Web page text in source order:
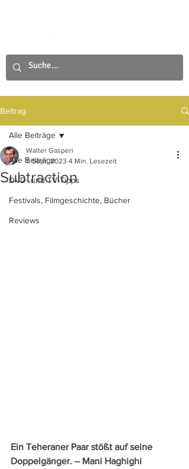
Beitrag
Alle Beiträge
DVD- und TV-Tipps
Festivals, Filmgeschichte, Bücher
Reviews
Alle Beiträge
Subtraction
Walter Gasperi
1. Sept. 2023 4 Min. Lesezeit
Ein Teheraner Paar stößt auf seine
Doppelgänger. – Mani Haghighi